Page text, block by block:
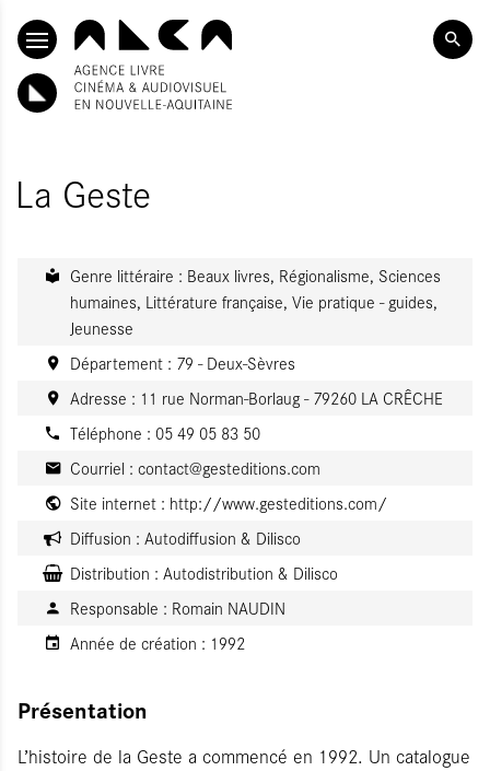
ALLER AU CONTENU PRINCIPAL
La Geste
Genre littéraire : Beaux livres, Régionalisme, Sciences
humaines, Littérature française, Vie pratique - guides,
Jeunesse
Département : 79 - Deux-Sèvres
Adresse : 11 rue Norman-Borlaug - 79260 LA CRÊCHE
Téléphone : 05 49 05 83 50
Courriel : contact@gesteditions.com
Site internet : http://www.gesteditions.com/
Diffusion : Autodiffusion & Dilisco
Distribution : Autodistribution & Dilisco
Responsable : Romain NAUDIN
Année de création : 1992
Présentation
L’histoire de la Geste a commencé en 1992. Un catalogue